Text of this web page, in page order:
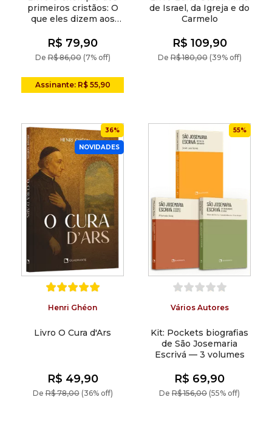
primeiros cristãos: O
que eles dizem aos
DeR$ 86,00(7% off)
R$ 79,90
Assinante: R$ 55,90
de Israel, da Igreja e do
Carmelo
DeR$ 180,00(39% off)
R$ 109,90
36%
NOVIDADES
Henri Ghéon
Livro O Cura d'Ars
DeR$ 78,00(36% off)
R$ 49,90
55%
Vários Autores
Kit: Pockets biografias
de São Josemaria
Escrivá — 3 volumes
De R$ 156,00 (55% off)
R$ 69,90